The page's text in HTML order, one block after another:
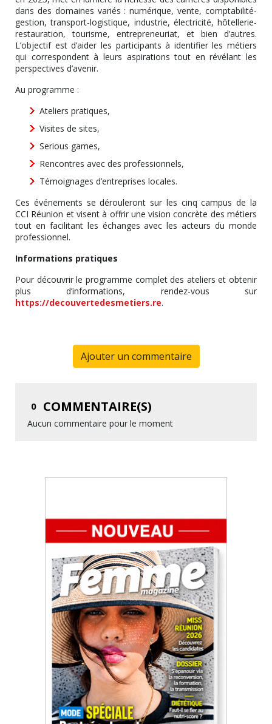
dans des domaines variés : numérique, vente, comptabilité-
gestion, transport-logistique, industrie, électricité, hôtellerie-
restauration, tourisme, entrepreneuriat, et bien d’autres.
L’objectif est d’aider les participants à identifier les métiers
qui correspondent à leurs aspirations tout en révélant les
perspectives d’avenir.
Au programme :
Ateliers pratiques,
Visites de sites,
Serious games,
Rencontres avec des professionnels,
Témoignages d’entreprises locales.
Ces événements se dérouleront sur les cinq campus de la
CCI Réunion et visent à offrir une vision concrète des métiers
tout en facilitant les échanges avec les acteurs du monde
professionnel.
Informations pratiques
Pour découvrir le programme complet des ateliers et obtenir
plus d’informations, rendez-vous sur
https://decouvertedesmetiers.re.
Ajouter un commentaire
0 COMMENTAIRE(S)
Aucun commentaire pour le moment